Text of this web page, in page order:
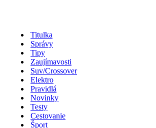
Titulka
Správy
Tipy
Zaujímavosti
Suv/Crossover
Elektro
Pravidlá
Novinky
Testy
Cestovanie
Šport